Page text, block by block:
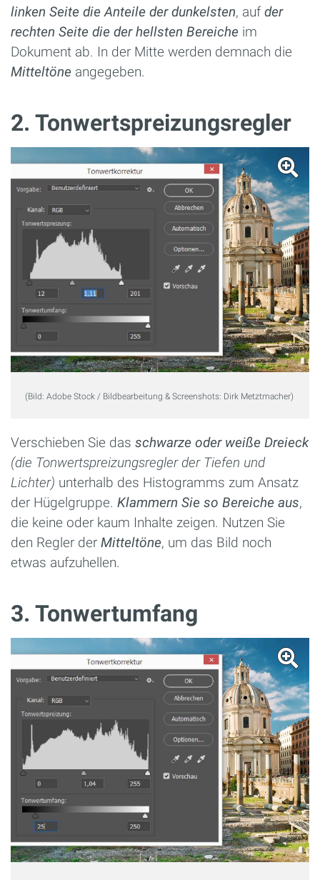
linken Seite die Anteile der dunkelsten, aufder
rechten Seite die der hellsten Bereiche im
Dokument ab. In der Mitte werden demnach die
Mitteltöne angegeben.
2. Tonwertspreizungsregler
(Bild: Adobe Stock / Bildbearbeitung & Screenshots: Dirk Metztmacher)
Verschieben Sie das schwarze oder weiße Dreieck
(die Tonwertspreizungsregler der Tiefen und
Lichter) unterhalb des Histogramms zum Ansatz
der Hügelgruppe. Klammern Sie so Bereiche aus,
die keine oder kaum Inhalte zeigen. Nutzen Sie
den Regler der Mitteltöne, um das Bild noch
etwas aufzuhellen.
3. Tonwertumfang